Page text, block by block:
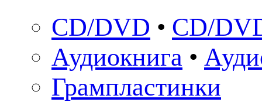
CD/DVD • CD/
Аудиокнига •
Грампластинки